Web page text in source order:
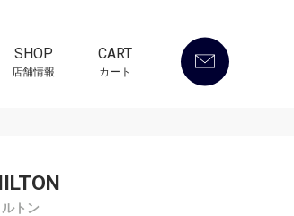
SHOP
店舗情報
CART
カート
トン